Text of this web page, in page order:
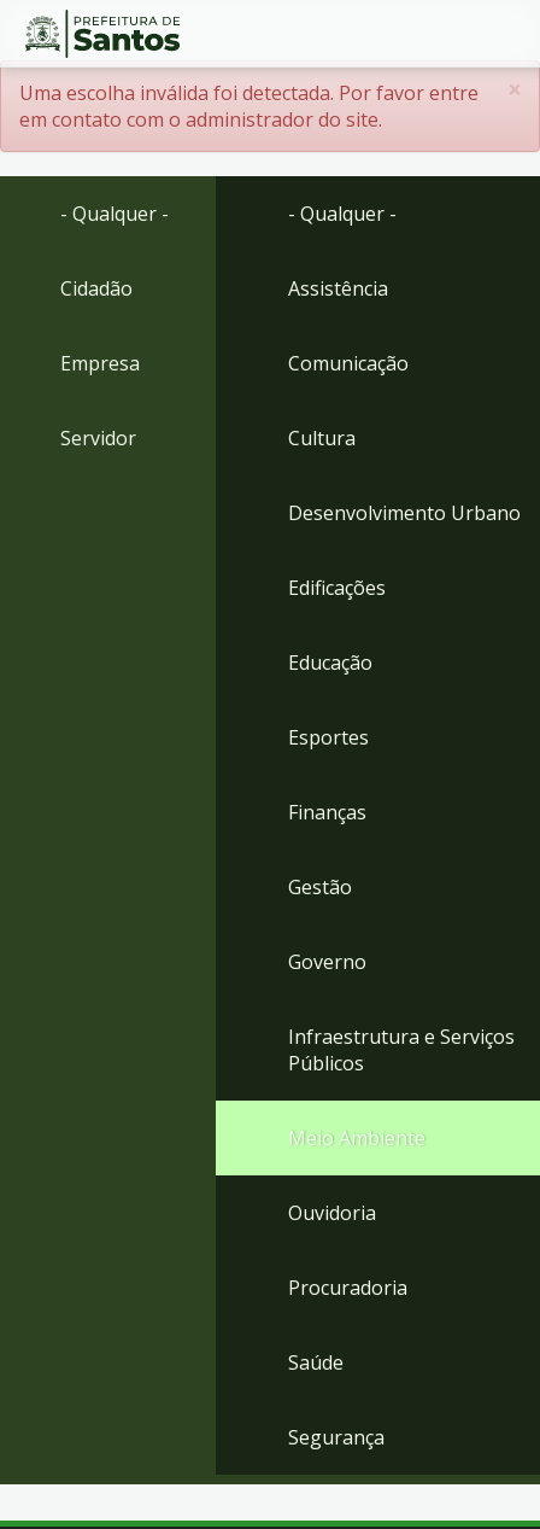
Ir
para
conteúdo
1
Conteúdo ×
Menssagem de erro
Uma escolha inválida foi detectada. Por favor entre
em contato com o administrador do site.
- Qualquer -
Cidadão
Empresa
Servidor
- Qualquer -
Assistência
Comunicação
Cultura
Desenvolvimento Urbano
Edificações
Educação
Esportes
Finanças
Gestão
Governo
Infraestrutura e Serviços
Públicos
Meio Ambiente
Ouvidoria
Procuradoria
Saúde
Segurança